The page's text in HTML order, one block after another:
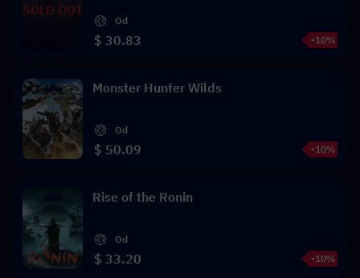
SOLD OUT
Od
$ 30.83 -10%
Monster Hunter Wilds
Od
$ 50.09 -10%
Rise of the Ronin
Od
$ 33.20 -10%